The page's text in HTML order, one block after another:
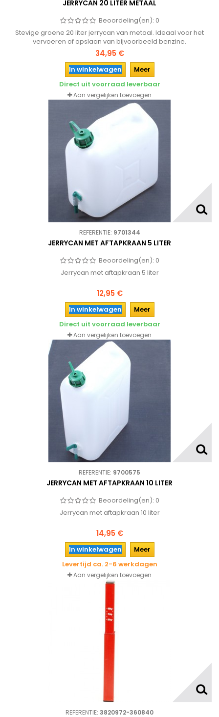
JERRYCAN 20 LITER METAAL
Beoordeling(en): 0
Stevige groene 20 liter jerrycan van metaal. Ideaal voor het
vervoeren of opslaan van bijvoorbeeld benzine.
34,95 €
In winkelwagen
Meer
Direct uit voorraad leverbaar
Aan vergelijken toevoegen
REFERENTIE: 9701344
JERRYCAN MET AFTAPKRAAN 5 LITER
Beoordeling(en): 0
Jerrycan met aftapkraan 5 liter
12,95 €
In winkelwagen
Meer
Direct uit voorraad leverbaar
Aan vergelijken toevoegen
REFERENTIE: 9700575
JERRYCAN MET AFTAPKRAAN 10 LITER
Beoordeling(en): 0
Jerrycan met aftapkraan 10 liter
14,95 €
In winkelwagen
Meer
Levertijd ca. 2-6 werkdagen
Aan vergelijken toevoegen
REFERENTIE: 3820972-360840